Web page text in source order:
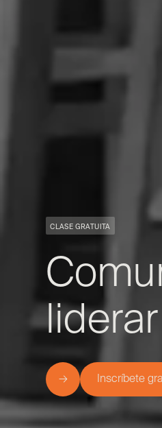
CLASE GRATUITA
→ Inscríbete